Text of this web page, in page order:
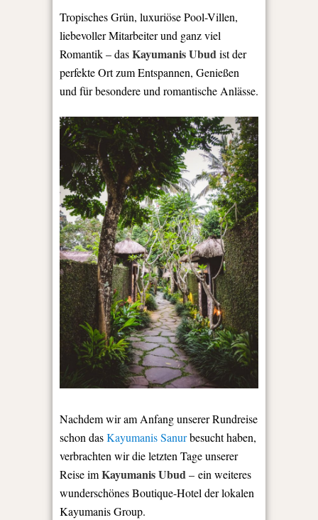
Tropisches Grün, luxuriöse Pool-Villen,
liebevoller Mitarbeiter und ganz viel
Romantik – dasKayumanis Ubudist der
perfekte Ort zum Entspannen, Genießen
und für besondere und romantische Anlässe.
Nachdem wir am Anfang unserer Rundreise
schon dasKayumanis Sanurbesucht haben,
verbrachten wir die letzten Tage unserer
Reise imKayumanis Ubud– ein weiteres
wunderschönes Boutique-Hotel der lokalen
Kayumanis Group.